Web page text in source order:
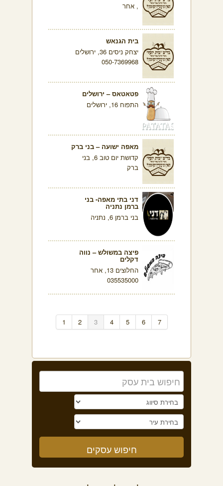
, אחר
בית הגנאש
יצחק ניסים 36, ירושלים
050-7369968
פטאטאס – ירושלים
התפוח 16, ירושלים
מאפה ישועה – בני ברק
קדושת יום טוב 6, בני
ברק
דני בתי מאפה- בני
ברמן נתניה
בני ברמן 6, נתניה
פיצה במשולש – נווה
דקלים
החלוצים 13, אחר
035535000
1 2 3 4 5 6 7